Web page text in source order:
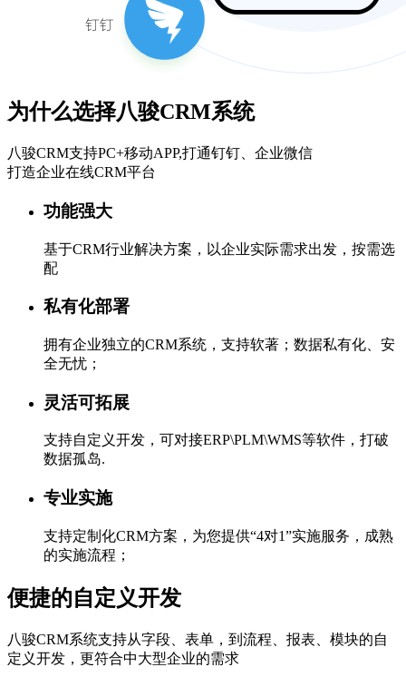
为什么选择八骏CRM系统
八骏CRM支持PC+移动APP,打通钉钉、企业微信
打造企业在线CRM平台
功能强大
基于CRM行业解决方案，以企业实际需求出发，按需选
配
私有化部署
拥有企业独立的CRM系统，支持软著；数据私有化、安
全无忧；
灵活可拓展
支持自定义开发，可对接ERP\PLM\WMS等软件，打破
数据孤岛.
专业实施
支持定制化CRM方案，为您提供“4对1”实施服务，成熟
的实施流程；
便捷的自定义开发
八骏CRM系统支持从字段、表单，到流程、报表、模块的自
定义开发，更符合中大型企业的需求